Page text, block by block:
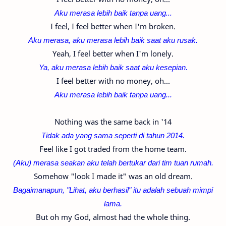
Aku merasa lebih baik tanpa uang...
I feel, I feel better when I'm broken.
Aku merasa, aku merasa lebih baik saat aku rusak.
Yeah, I feel better when I'm lonely.
Ya, aku merasa lebih baik saat aku kesepian.
I feel better with no money, oh...
Aku merasa lebih baik tanpa uang...
Nothing was the same back in '14
Tidak ada yang sama seperti di tahun 2014.
Feel like I got traded from the home team.
(Aku) merasa seakan aku telah bertukar dari tim tuan rumah.
Somehow "look I made it" was an old dream.
Bagaimanapun, "Lihat, aku berhasil" itu adalah sebuah mimpi
lama.
But oh my God, almost had the whole thing.